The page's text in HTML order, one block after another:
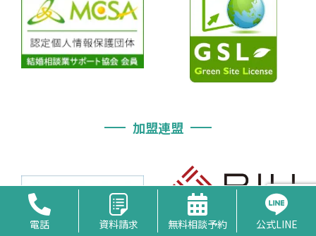
加盟連盟
電話 資料請求 無料相談予約 公式LINE